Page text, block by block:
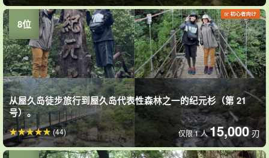
从屋久岛徒步旅行到屋久岛代表性森林之一的纪元杉（第 21
号）。
仅限 1 人15,000 刃
(44)